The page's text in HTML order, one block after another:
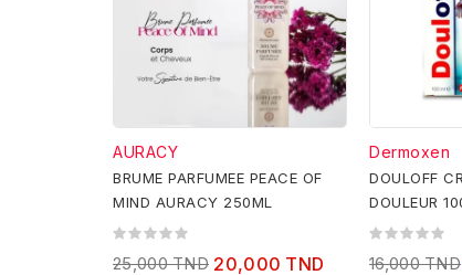
AURACY
BRUME PARFUMEE PEACE OF
MIND AURACY 250ML
25,000 TND 20,000 TND
Dermoxen
DOULOFF
DOULEUR
16,000 TND